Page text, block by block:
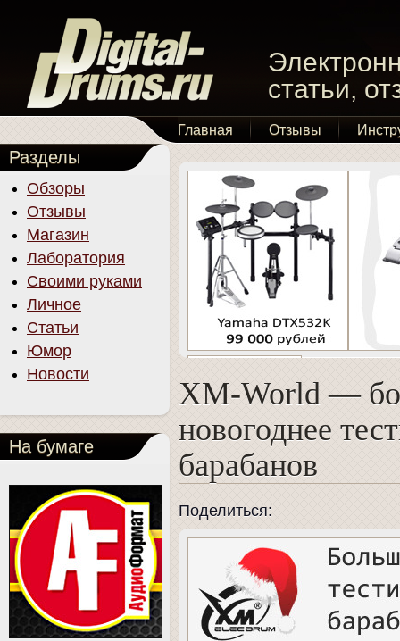
статьи,
Главная Отзывы
XM-World —
новогоднее
барабанов
Поделиться:
Разделы
Обзоры
Отзывы
Магазин
Лаборатория
Своими руками
Личное
Статьи
Юмор
Новости
На бумаге